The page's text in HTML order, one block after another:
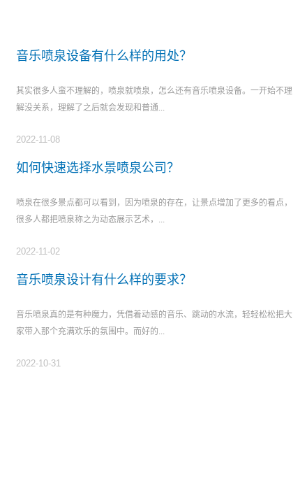
音乐喷泉设备有什么样的用处？
其实很多人蛮不理解的，喷泉就喷泉，怎么还有音乐喷泉设备。一开始不理
解没关系，理解了之后就会发现和普通...
2022-11-08
如何快速选择水景喷泉公司？
喷泉在很多景点都可以看到，因为喷泉的存在，让景点增加了更多的看点，
很多人都把喷泉称之为动态展示艺术，...
2022-11-02
音乐喷泉设计有什么样的要求？
音乐喷泉真的是有种魔力，凭借着动感的音乐、跳动的水流，轻轻松松把大
家带入那个充满欢乐的氛围中。而好的...
2022-10-31